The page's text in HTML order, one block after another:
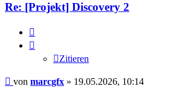
Re: [Projekt] Discovery 2
Zitieren
Beitrag
von marcgfx » 19.05.2026, 10:14